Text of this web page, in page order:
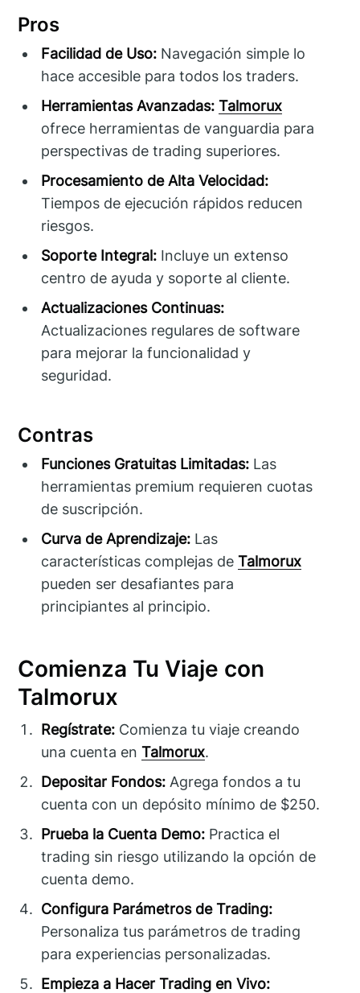
Pros
Facilidad de Uso: Navegación simple lo
hace accesible para todos los traders.
Herramientas Avanzadas: Talmorux
ofrece herramientas de vanguardia para
perspectivas de trading superiores.
Procesamiento de Alta Velocidad:
Tiempos de ejecución rápidos reducen
riesgos.
Soporte Integral: Incluye un extenso
centro de ayuda y soporte al cliente.
Actualizaciones Continuas:
Actualizaciones regulares de software
para mejorar la funcionalidad y
seguridad.
Contras
Funciones Gratuitas Limitadas: Las
herramientas premium requieren cuotas
de suscripción.
Curva de Aprendizaje: Las
características complejas deTalmorux
pueden ser desafiantes para
principiantes al principio.
Comienza Tu Viaje con
Talmorux
Regístrate: Comienza tu viaje creando
una cuenta enTalmorux.
Depositar Fondos: Agrega fondos a tu
cuenta con un depósito mínimo de $250.
Prueba la Cuenta Demo: Practica el
trading sin riesgo utilizando la opción de
cuenta demo.
Configura Parámetros de Trading:
Personaliza tus parámetros de trading
para experiencias personalizadas.
Empieza a Hacer Trading en Vivo: